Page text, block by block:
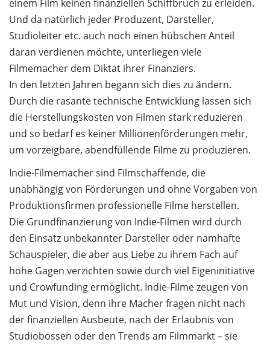
einem Film keinen finanziellen Schiffbruch zu erleiden.
Und da natürlich jeder Produzent, Darsteller,
Studioleiter etc. auch noch einen hübschen Anteil
daran verdienen möchte, unterliegen viele
Filmemacher dem Diktat ihrer Finanziers.
In den letzten Jahren begann sich dies zu ändern.
Durch die rasante technische Entwicklung lassen sich
die Herstellungskosten von Filmen stark reduzieren
und so bedarf es keiner Millionenförderungen mehr,
um vorzeigbare, abendfüllende Filme zu produzieren.
Indie-Filmemacher sind Filmschaffende, die
unabhängig von Förderungen und ohne Vorgaben von
Produktionsfirmen professionelle Filme herstellen.
Die Grundfinanzierung von Indie-Filmen wird durch
den Einsatz unbekannter Darsteller oder namhafte
Schauspieler, die aber aus Liebe zu ihrem Fach auf
hohe Gagen verzichten sowie durch viel Eigeninitiative
und Crowfunding ermöglicht. Indie-Filme zeugen von
Mut und Vision, denn ihre Macher fragen nicht nach
der finanziellen Ausbeute, nach der Erlaubnis von
Studiobossen oder den Trends am Filmmarkt – sie